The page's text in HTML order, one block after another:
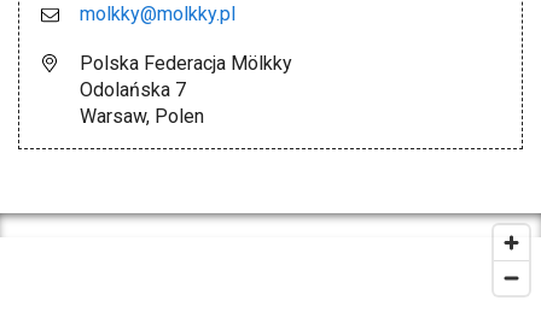
molkky@molkky.pl
Polska Federacja Mölkky
Odolańska 7
Warsaw, Polen